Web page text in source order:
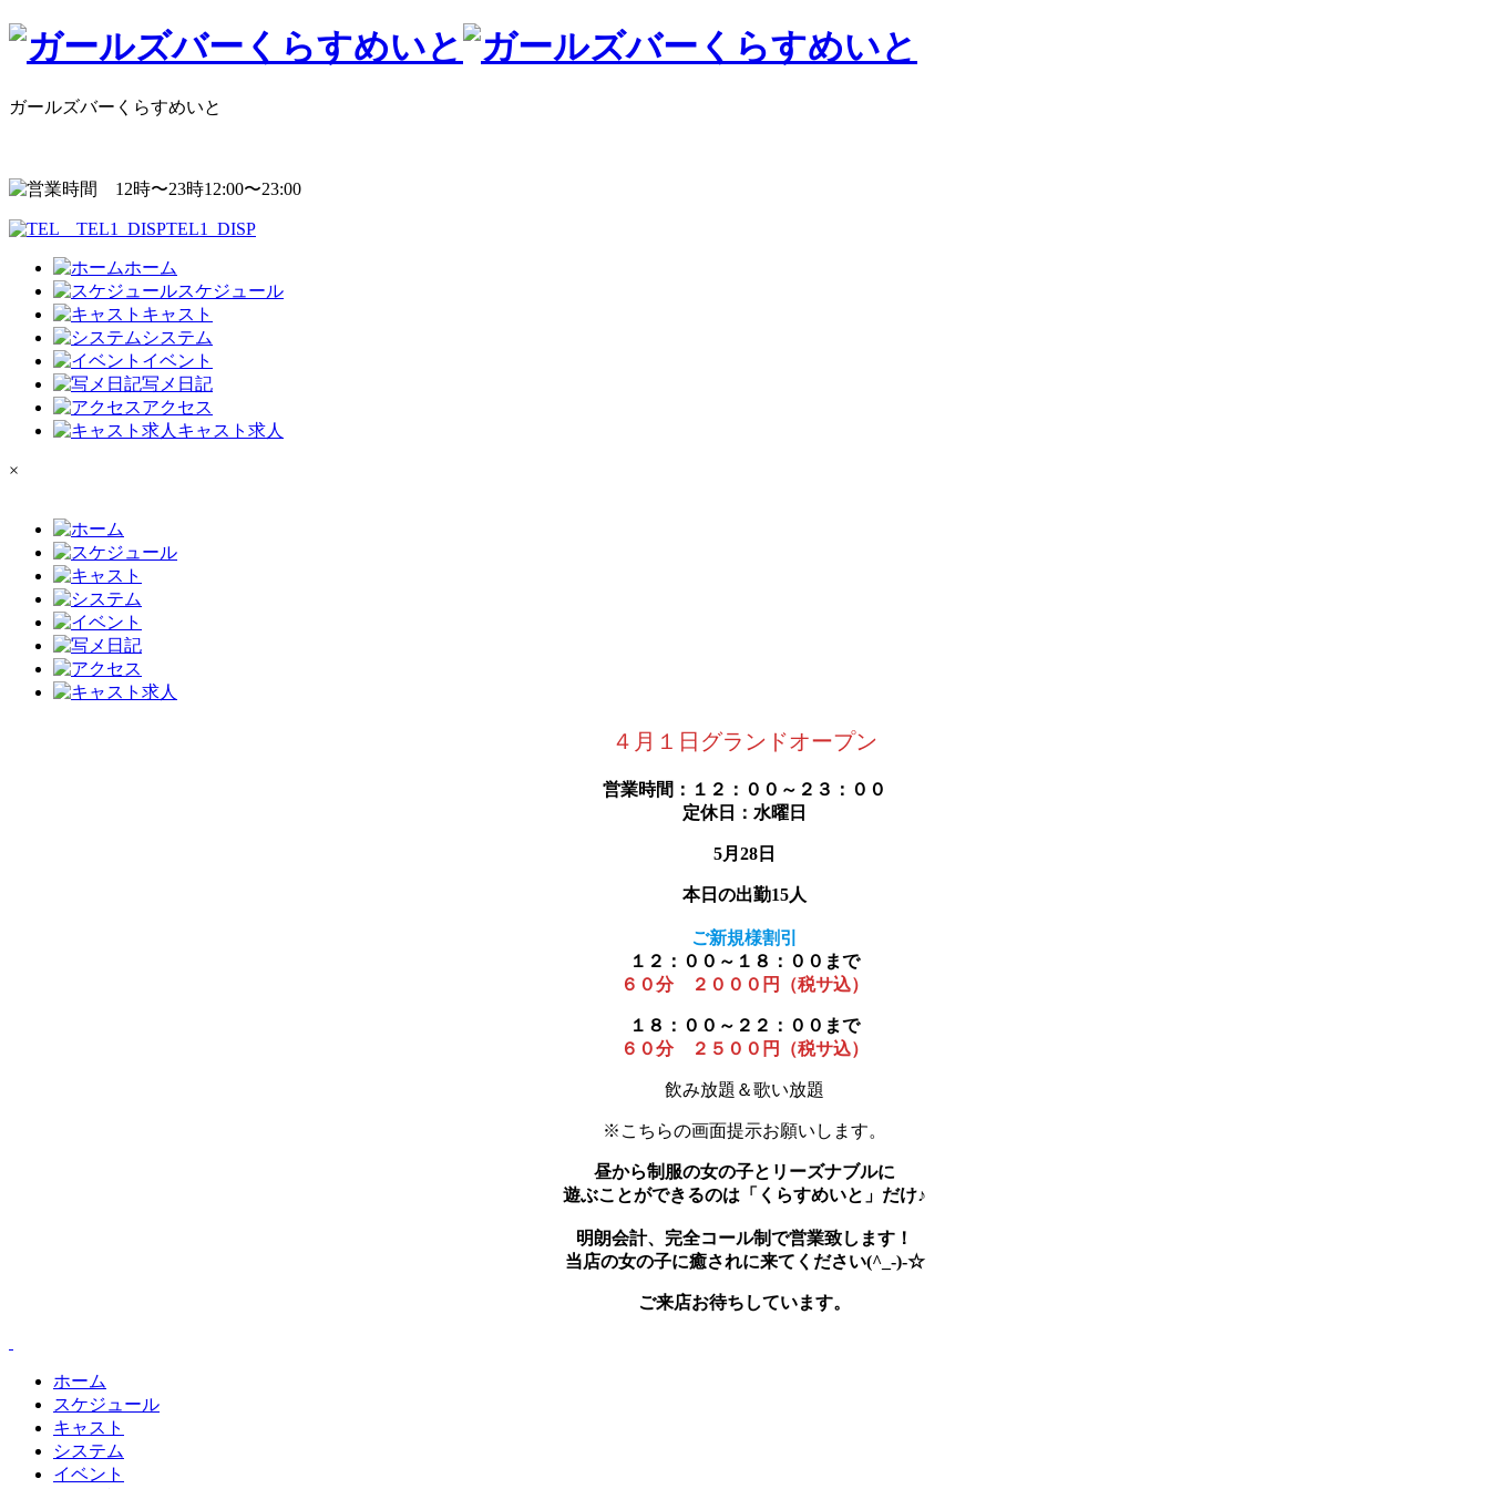
ガールズバーくらすめいと
12:00〜23:00
TEL1_DISP
ホーム
スケジュール
キャスト
システム
イベント
写メ日記
アクセス
キャスト求人
×
４月１日グランドオープン
営業時間：１２：００～２３：００
定休日：水曜日
5月28日
本日の出勤15人
ご新規様割引
１２：００～１８：００まで
６０分 ２０００円（税サ込）
１８：００～２２：００まで
６０分 ２５００円（税サ込）
飲み放題＆歌い放題
※こちらの画面提示お願いします。
昼から制服の女の子とリーズナブルに
遊ぶことができるのは「くらすめいと」だけ♪
明朗会計、完全コール制で営業致します！
当店の女の子に癒されに来てください(^_-)-☆
ご来店お待ちしています。
ホーム
スケジュール
キャスト
システム
イベント